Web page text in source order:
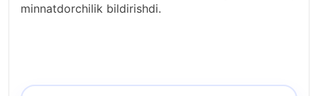
minnatdorchilik bildirishdi.